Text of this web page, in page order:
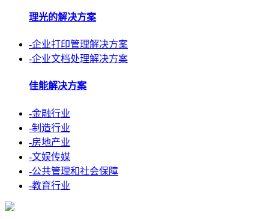
理光的解决方案
-企业打印管理解决方案
-企业文档处理解决方案
佳能解决方案
-金融行业
-制造行业
-房地产业
-文娱传媒
-公共管理和社会保障
-教育行业